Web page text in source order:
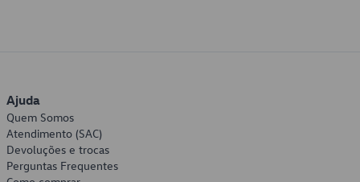
Ajuda
Quem Somos
Atendimento (SAC)
Devoluções e trocas
Perguntas Frequentes